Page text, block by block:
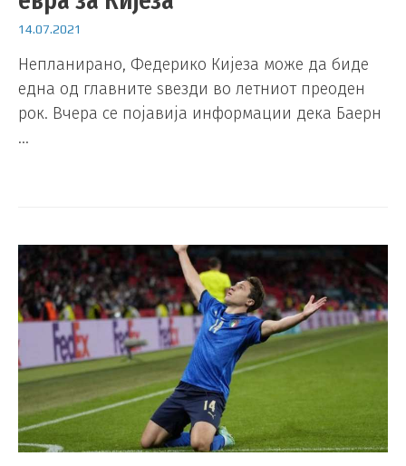
14.07.2021
Непланирано, Федерико Кијеза може да биде
една од главните ѕвезди во летниот преоден
рок. Вчера се појавија информации дека Баерн
…